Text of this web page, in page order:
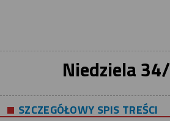
Niedziela
SZCZEGÓŁOWY SPIS TREŚCI